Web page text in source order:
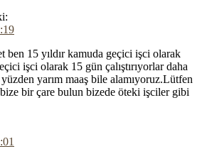
ben 15 yıldır kamuda geçici işci olarak
işci olarak 15 gün çalıştırıyorlar daha
yüzden yarım maaş bile alamıyoruz.Lütfen
bize bir çare bulun bizede öteki işciler gibi